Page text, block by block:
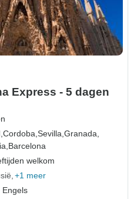
Express - 5 dagen
Cordoba,Sevilla,Granada,
Barcelona
welkom
+1 meer
Engels